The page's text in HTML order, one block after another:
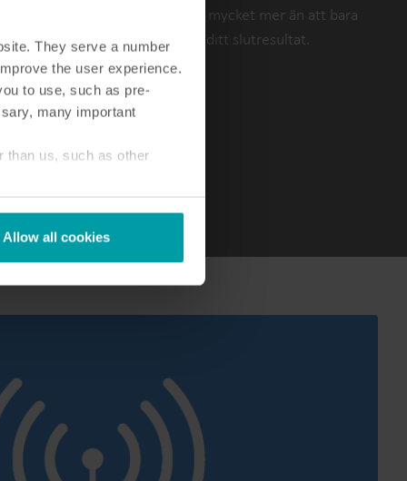
They serve a number
the user experience.
to use, such as pre-
many important
than us, such as other
Allow all cookies
gör robotarna mycket mer än att bara
De har en direkt inverkan på ditt slutresultat.